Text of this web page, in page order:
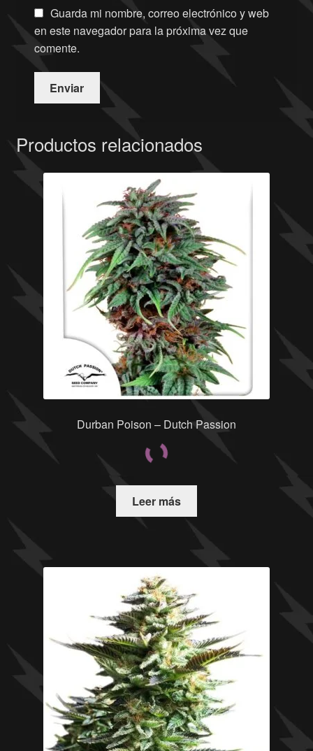
Guarda mi nombre, correo electrónico y web
en este navegador para la próxima vez que
comente.
Productos relacionados
Durban Poison – Dutch Passion
Leer más